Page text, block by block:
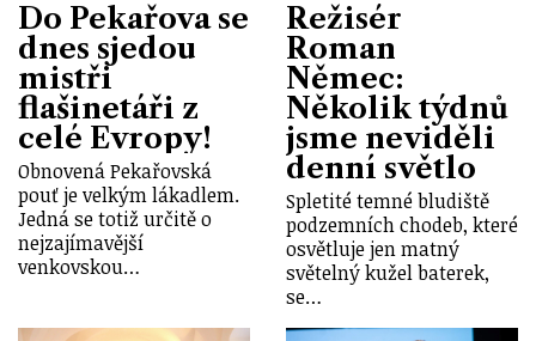
Do Pekařova se
dnes sjedou
mistři
flašinetáři z
celé Evropy!
Obnovená Pekařovská
pouť je velkým lákadlem.
Jedná se totiž určitě o
nejzajímavější
venkovskou…
Režisér
Roman
Němec:
Několik týdnů
jsme neviděli
denní světlo
Spletité temné bludiště
podzemních chodeb, které
osvětluje jen matný
světelný kužel baterek,
se…